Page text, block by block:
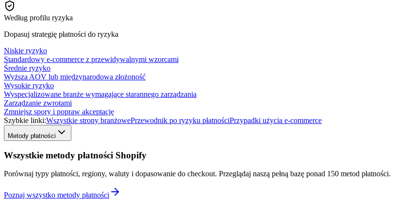
Według profilu ryzyka
Dopasuj strategię płatności do ryzyka
Niskie ryzyko
Standardowy e-commerce z przewidywalnymi wzorcami
Średnie ryzyko
Wyższa AOV lub międzynarodowa złożoność
Wysokie ryzyko
Wyspecjalizowane branże wymagające starannego zarządzania
Zarządzanie zwrotami
Zmniejsz spory i popraw akceptację
Szybkie linki:Wszystkie strony branżowePrzewodnik po ryzyku płatnościPrzypadki użycia e-commerce
Metody płatności
Wszystkie metody płatności Shopify
Porównaj typy płatności, regiony, waluty i dopasowanie do checkout. Przeglądaj naszą pełną bazę ponad 150 metod płatności.
Poznaj wszystko metody płatności